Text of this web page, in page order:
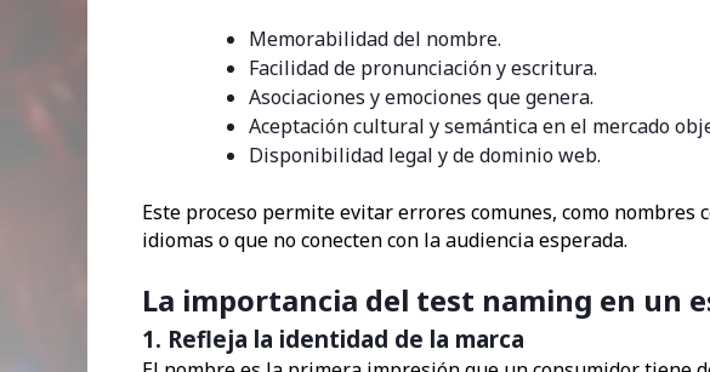
Memorabilidad del nombre.
Facilidad de pronunciación y escritura.
Asociaciones y emociones que genera.
Aceptación cultural y semántica en el mercado
Disponibilidad legal y de dominio web.
Este proceso permite evitar errores comunes, como nombres
idiomas o que no conecten con la audiencia esperada.
La importancia del test naming en un
1. Refleja la identidad de la marca